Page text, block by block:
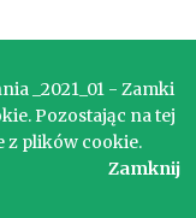
_2021_01 - Zamki
Pozostając na tej
z plików cookie.
Zamknij